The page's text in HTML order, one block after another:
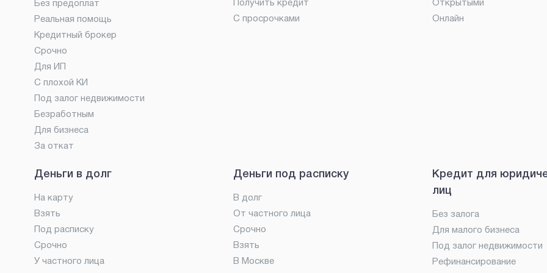
Без предоплат
Реальная помощь
Кредитный брокер
Срочно
Для ИП
С плохой КИ
Под залог недвижимости
Безработным
Для бизнеса
За откат
Получить кредит
С просрочками
Открытыми
Онлайн
Деньги в долг
На карту
Взять
Под расписку
Срочно
У частного лица
Деньги под расписку
В долг
От частного лица
Срочно
Взять
В Москве
Кредит для
лиц
Без залога
Для малого бизнеса
Под залог недвижимости
Рефинансирование